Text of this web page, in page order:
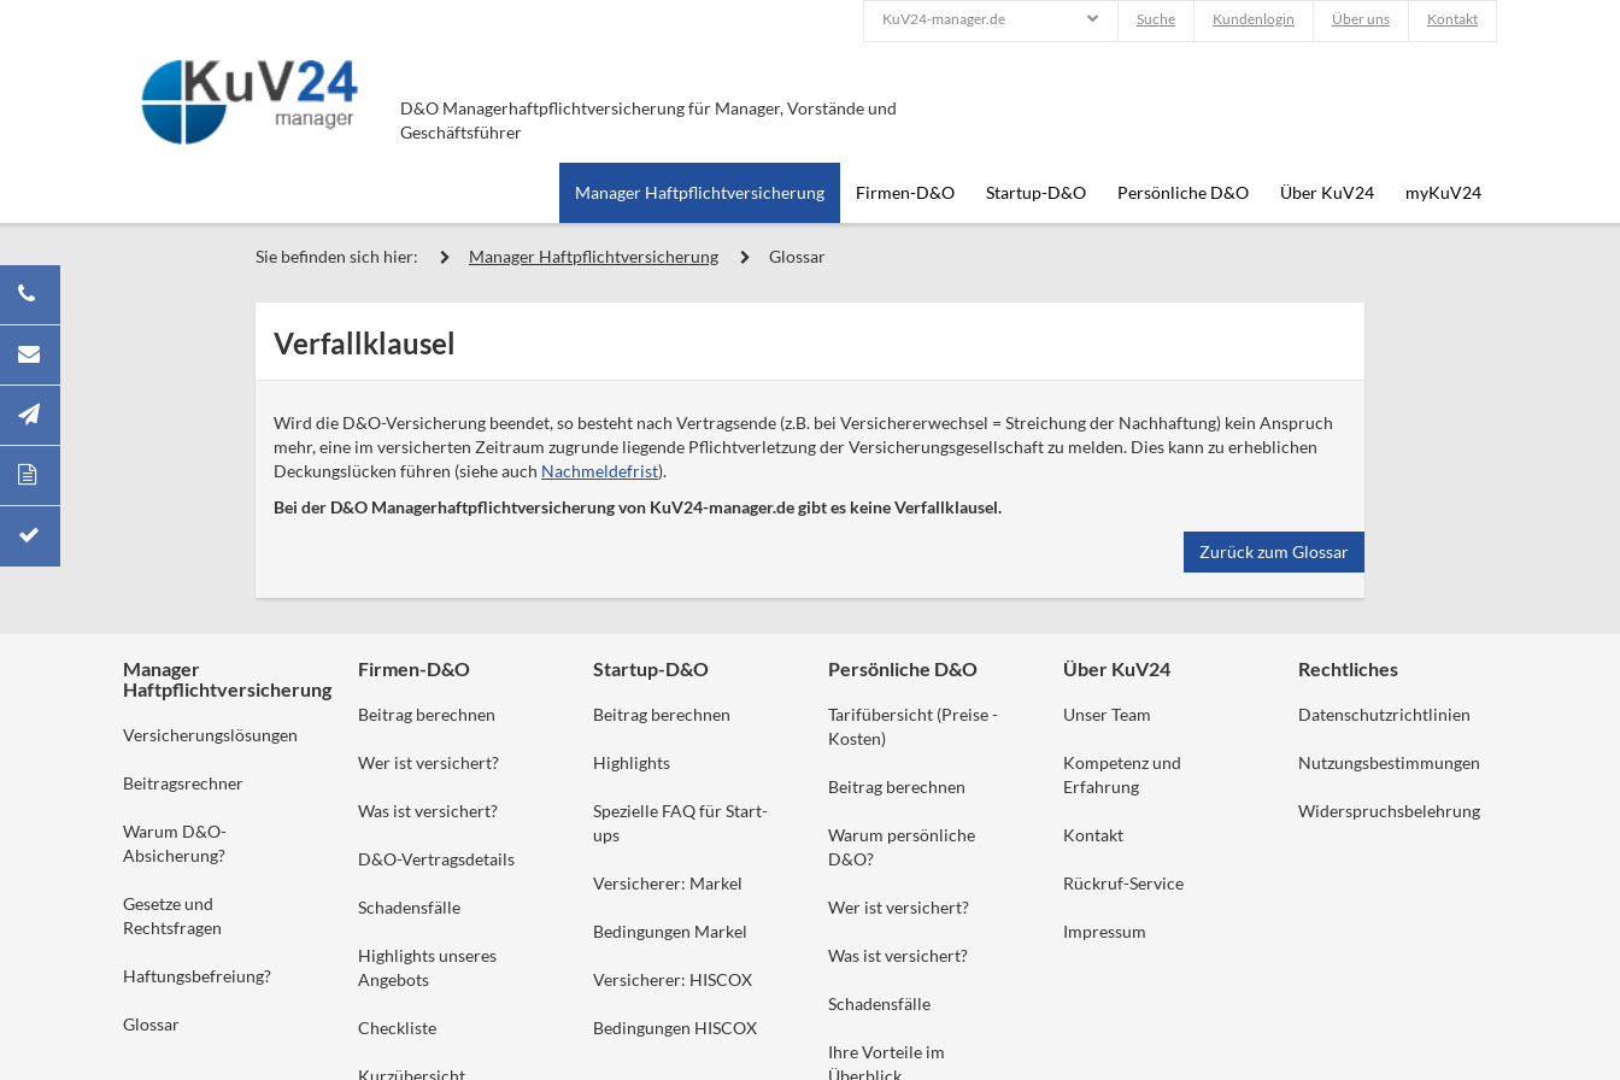
D&O Managerhaftpflichtversicherung für Manager, Vorstände und
Geschäftsführer
KuV24-manager.de Suche Kundenlogin Über uns Kontakt
Manager Haftpflichtversicherung Firmen-D&O Startup-D&O Persönliche D&O Über KuV24 myKuV24
Sie befinden sich hier: Manager Haftpflichtversicherung Glossar
Verfallklausel
Wird die D&O-Versicherung beendet, so besteht nach Vertragsende (z.B. bei Versichererwechsel = Streichung der Nachhaftung) kein Anspruch
mehr, eine im versicherten Zeitraum zugrunde liegende Pflichtverletzung der Versicherungsgesellschaft zu melden. Dies kann zu erheblichen
Deckungslücken führen (siehe auch Nachmeldefrist).
Bei der D&O Managerhaftpflichtversicherung von KuV24-manager.de gibt es keine Verfallklausel.
Zurück zum Glossar
Manager
Haftpflichtversicherung
Versicherungslösungen
Beitragsrechner
Warum D&O-
Absicherung?
Gesetze und
Rechtsfragen
Haftungsbefreiung?
Glossar
Firmen-D&O
Beitrag berechnen
Wer ist versichert?
Was ist versichert?
D&O-Vertragsdetails
Schadensfälle
Highlights unseres
Angebots
Checkliste
Kurzübersicht
Startup-D&O
Beitrag berechnen
Highlights
Spezielle FAQ für Start-
ups
Versicherer: Markel
Bedingungen Markel
Versicherer: HISCOX
Bedingungen HISCOX
Persönliche D&O
Tarifübersicht (Preise -
Kosten)
Beitrag berechnen
Warum persönliche
D&O?
Wer ist versichert?
Was ist versichert?
Schadensfälle
Ihre Vorteile im
Überblick
Über KuV24
Unser Team
Kompetenz und
Erfahrung
Kontakt
Rückruf-Service
Impressum
Rechtliches
Datenschutzrichtlinien
Nutzungsbestimmungen
Widerspruchsbelehrung